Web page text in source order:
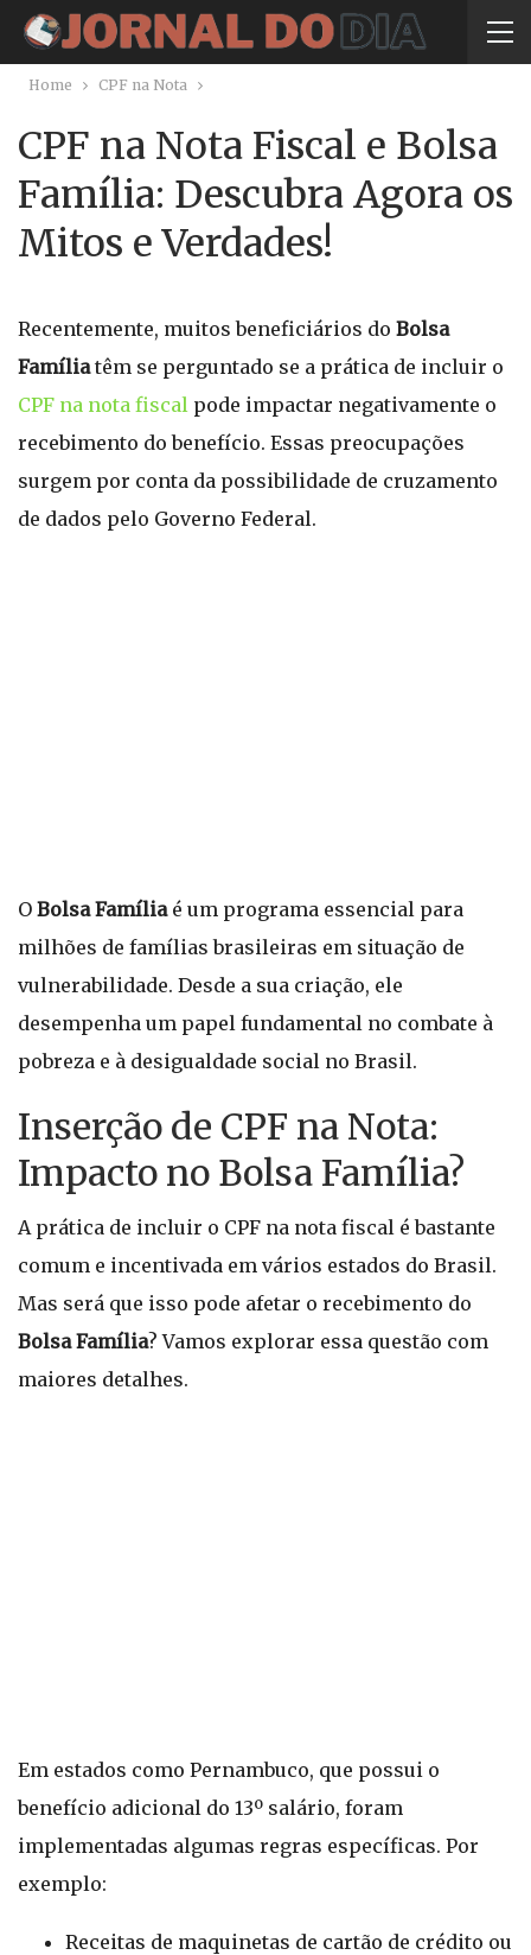
Home CPF na Nota
CPF na Nota Fiscal e Bolsa
Família: Descubra Agora os
Mitos e Verdades!
Recentemente, muitos beneficiários do Bolsa
Famíliatêm se perguntado se a prática de incluir o
CPF na nota fiscal pode impactar negativamente o
recebimento do benefício. Essas preocupações
surgem por conta da possibilidade de cruzamento
de dados pelo Governo Federal.
O Bolsa Famíliaé um programa essencial para
milhões de famílias brasileiras em situação de
vulnerabilidade. Desde a sua criação, ele
desempenha um papel fundamental no combate à
pobreza e à desigualdade social no Brasil.
Inserção de CPF na Nota:
Impacto no Bolsa Família?
A prática de incluir o CPF na nota fiscal é bastante
comum e incentivada em vários estados do Brasil.
Mas será que isso pode afetar o recebimento do
Bolsa Família? Vamos explorar essa questão com
maiores detalhes.
Em estados como Pernambuco, que possui o
benefício adicional do 13º salário, foram
implementadas algumas regras específicas. Por
exemplo:
Receitas de maquinetas de cartão de crédito ou